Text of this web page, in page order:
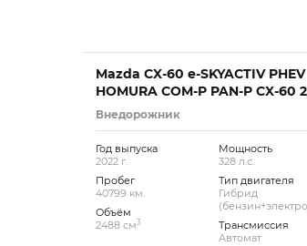
Mazda CX-60 e-SKYACTIV PHEV
HOMURA COM-P PAN-P CX-60 2
Внедорожник
Год выпуска
2022 г.
Пробег
40799 км.
Объём
2488 см3
Мощность
328 л.с.
Тип двигателя
Гибрид
Трансмиссия
Автомат